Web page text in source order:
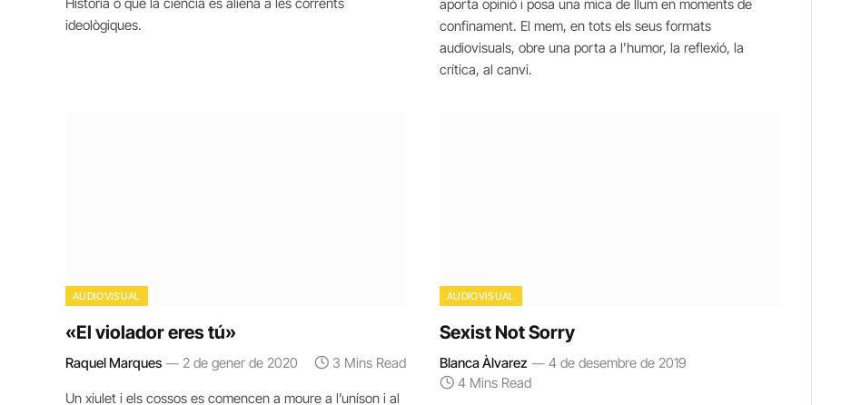
ideològiques.
aporta opinió i posa una mica de llum en moments de
confinament. El mem, en tots els seus formats
audiovisuals, obre una porta a l’humor, la reflexió, la
crítica, al canvi.
AUDIOVISUAL
«El violador eres tú»
Raquel Marques 2 de gener de 2020 3 Mins Read
Un xiulet i els cossos es comencen a moure a l’uníson i al
AUDIOVISUAL
Sexist Not Sorry
Blanca Àlvarez
4 de desembre de 2019
4 Mins Read